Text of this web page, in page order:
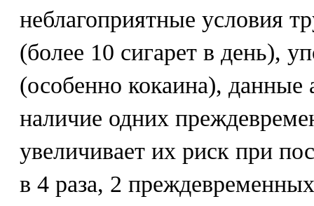
неблагоприятные условия
(более 10 сигарет в день),
(особенно кокаина), данные
наличие одних
увеличивает их риск при
в 4 раза, 2